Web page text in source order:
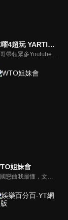
木曜4超玩 YARTIST全明星運動大會
邰哥帶領眾多Youtuber舉辦運動會，全部人都動起來！木曜4超玩傾盡全力全新大型力作，集結YARTIST一同揮灑汗水爭取榮譽！
姐妹會
異國戀曲我最懂，文化衝擊大不同！到底新住民怎麼看台灣？讓我們與主持人和來自世界各地的外國朋友，一起聊聊不同國家文化差異、衝擊、風俗、語言學習經驗、婚姻生活等。